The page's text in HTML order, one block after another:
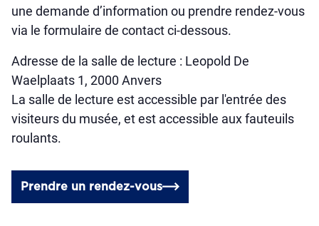
une demande d’information ou prendre rendez-vous
via le formulaire de contact ci-dessous.
Adresse de la salle de lecture : Leopold De
Waelplaats 1, 2000 Anvers
La salle de lecture est accessible par l'entrée des
visiteurs du musée, et est accessible aux fauteuils
roulants.
Prendre un rendez-vous